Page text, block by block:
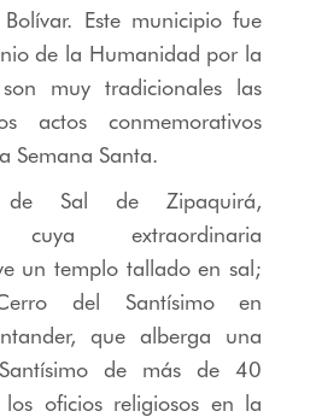
Este municipio fue
de la Humanidad por la
muy tradicionales las
actos conmemorativos
Semana Santa.
Sal de Zipaquirá,
cuya extraordinaria
un templo tallado en sal;
del Santísimo en
que alberga una
de más de 40
oficios religiosos en la